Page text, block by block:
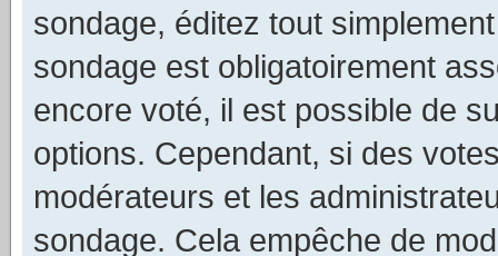
sondage, éditez tout
sondage est obligatoirement
encore voté, il est possible de
options. Cependant, si des
modérateurs et les
sondage. Cela empêche de